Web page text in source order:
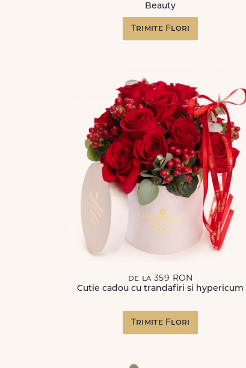
Beauty
Trimite Flori
de la 359 RON
Cutie cadou cu trandafiri si hypericum
Trimite Flori